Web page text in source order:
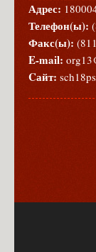
Адрес:
Телефон(ы):
Факс(ы):
E-mail:
Cайт: